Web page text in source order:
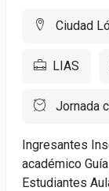
Ciudad
LIAS
Jornada
Ingresantes
académico
Estudiantes